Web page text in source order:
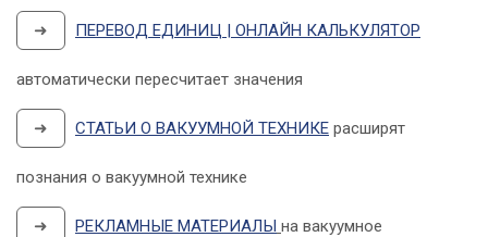
➜ ПЕРЕВОД ЕДИНИЦ | ОНЛАЙН КАЛЬКУЛЯТОР
автоматически пересчитает значения
➜ СТАТЬИ О ВАКУУМНОЙ ТЕХНИКЕ расширят
познания о вакуумной технике
➜ РЕКЛАМНЫЕ МАТЕРИАЛЫ на вакуумное